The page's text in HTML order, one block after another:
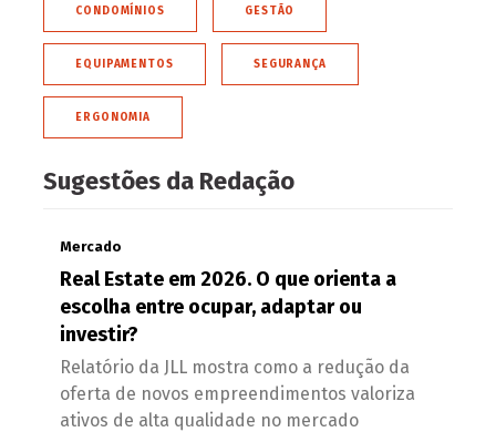
CONDOMÍNIOS GESTÃO
EQUIPAMENTOS SEGURANÇA
ERGONOMIA
Sugestões da Redação
Mercado
Real Estate em 2026. O que orienta a
escolha entre ocupar, adaptar ou
investir?
Relatório da JLL mostra como a redução da
oferta de novos empreendimentos valoriza
ativos de alta qualidade no mercado